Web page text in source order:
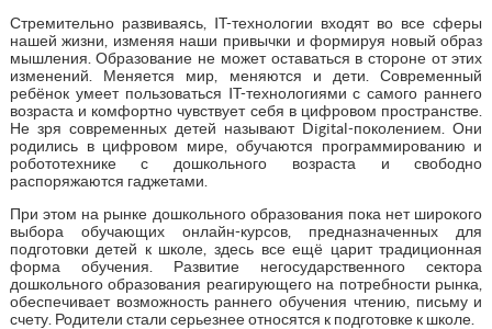
Стремительно развиваясь, IT-технологии входят во все сферы
нашей жизни, изменяя наши привычки и формируя новый образ
мышления. Образование не может оставаться в стороне от этих
изменений. Меняется мир, меняются и дети. Современный
ребёнок умеет пользоваться IT-технологиями с самого раннего
возраста и комфортно чувствует себя в цифровом пространстве.
Не зря современных детей называют Digital-поколением. Они
родились в цифровом мире, обучаются программированию и
робототехнике с дошкольного возраста и свободно
распоряжаются гаджетами.
При этом на рынке дошкольного образования пока нет широкого
выбора обучающих онлайн-курсов, предназначенных для
подготовки детей к школе, здесь все ещё царит традиционная
форма обучения. Развитие негосударственного сектора
дошкольного образования реагирующего на потребности рынка,
обеспечивает возможность раннего обучения чтению, письму и
счету. Родители стали серьезнее относятся к подготовке к школе.